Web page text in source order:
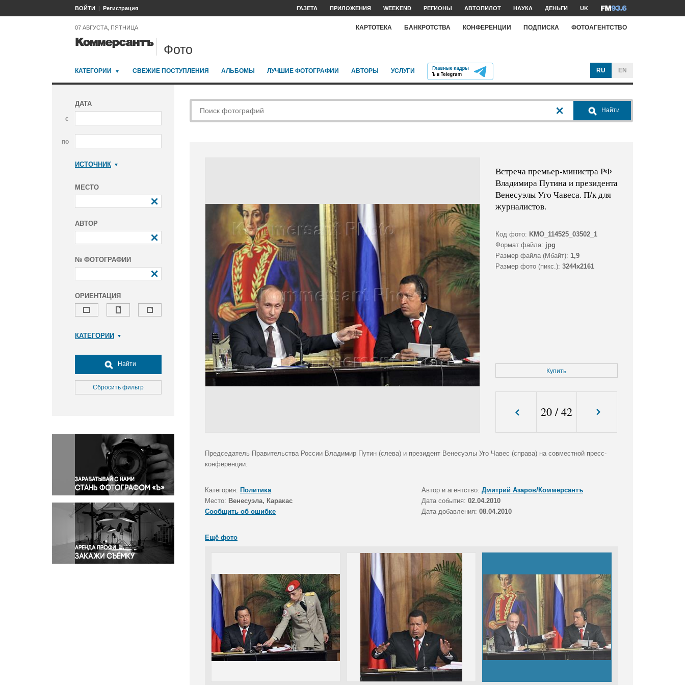
ВОЙТИ Регистрация ГАЗЕТА ПРИЛОЖЕНИЯ WEEKEND РЕГИОНЫ АВТОПИЛОТ НАУКА ДЕНЬГИ UK
07 АВГУСТА, ПЯТНИЦА КАРТОТЕКА БАНКРОТСТВА КОНФЕРЕНЦИИ ПОДПИСКА ФОТОАГЕНТСТВО
Фото
КАТЕГОРИИ СВЕЖИЕ ПОСТУПЛЕНИЯ АЛЬБОМЫ ЛУЧШИЕ ФОТОГРАФИИ АВТОРЫ УСЛУГИ RU EN
ДАТА
с
по
ИСТОЧНИК
МЕСТО
АВТОР
№ ФОТОГРАФИИ
ОРИЕНТАЦИЯ
КАТЕГОРИИ
Досуг, туризм и отдых
Культура
Медицина
Окружающая среда
Политика
Правосудие
Происшествия и конфликты
Религия
Светская жизнь
Спорт
Экология
Экономика и бизнес
Найти
Сбросить фильтр
Найти
Встреча премьер-министра РФ
Владимира Путина и президента
Венесуэлы Уго Чавеса. П/к для
журналистов.
Код фото: KMO_114525_03502_1
Формат файла: jpg
Размер файла (Мбайт): 1,9
Размер фото (пикс.): 3244x2161
Купить
20/42
Председатель Правительства России Владимир Путин (слева) и президент Венесуэлы Уго Чавес (справа) на совместной пресс-
конференции.
Категория: Политика Автор и агентство: Дмитрий Азаров/Коммерсантъ
Место: Венесуэла, Каракас Дата события: 02.04.2010
Сообщить об ошибке
Дата добавления: 08.04.2010
Ещё фото